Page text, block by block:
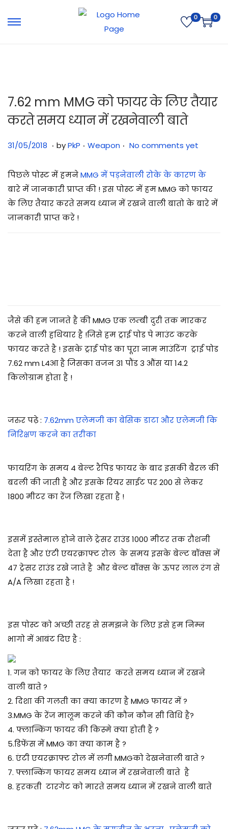
0 0
7.62 mm MMG को फायर के लिए तैयार
करते समय ध्यान में रखनेवाली बाते
Posted on
31/05/2018 3
/
0
7
/
. byPkP . Posted in
Weapon . No comments yet
पिछले पोस्ट में हमनेMMG में पड़नेवाली रोके के कारण के
बारे में जानकारी प्राप्त की ! इस पोस्ट में हम MMG को फायर
के लिए तैयार करते समय ध्यान में रखने वाली बातो के बारे में
जानकारी प्राप्त करे !
जैसे की हम जानते है की MMG एक लम्बी दुरी तक मारकर
करने वाली हथियार है !जिसे हम ट्राई पोड पे माउंट करके
फायर करते है ! इसके ट्राई पोड का पूरा नाम माउंटिंग ट्राई पोड
7.62 mm L4आ है जिसका वजन 31 पौंड 3 औंस या 14.2
किलोग्राम होता है !
जरुर पढ़े: 7.62mm एलेमजी का बेसिक डाटा और एलेमजी कि
निरिक्षण करने का तरीका
फायरिंग के समय 4 बेल्ट रैपिड फायर के बाद इसकी बैरल की
बदली की जाती है और इसके रियर साईट पर 200 से लेकर
1800 मीटर का रेंज लिखा रहता है !
इसमें इस्तेमाल होने वाले ट्रेसर राउंड 1000 मीटर तक रौशनी
देता है और एंटी एयरक्राफ्ट रोल के समय इसके बेल्ट बॉक्स में
47 ट्रेसर राउंड रखे जाते है और बेल्ट बॉक्स के ऊपर लाल रंग से
A/A लिखा रहता है !
इस पोस्ट को अच्छी तरह से समझने के लिए इसे हम निम्न
भागो में आबंट दिए है :
1. गन को फायर के लिए तैयार करते समय ध्यान में रखने
वाली बाते ?
2. दिशा की गलती का क्या कारण है MMG फायर में ?
3.MMG के रेंज मालूम करने की कौन कौन सी विधि है?
4. फ्लान्किंग फायर की किस्मे क्या होती है ?
5.डिफेंस में MMG का क्या काम है ?
6. एंटी एयरक्राफ्ट रोल में लगी MMGको देखनेवाली बाते ?
7. फ्लान्किंग फायर समय ध्यान में रखनेवाली बाते है
8. हरकती टारगेट को मारते समय ध्यान में रखने वाली बाते